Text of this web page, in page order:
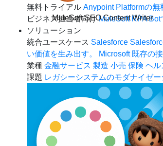
無料トライアル Anypoint Platformの無
ビジネス担当者向け MuleSoft RPA Bot
ソリューション
統合ユースケース Salesforce
い価値を生み出す。
Microsoft 既存の
業種 金融サービス 製造 小売 保険 ヘル
課題 レガシーシステムのモダナイゼー
MuleSoft SEO Content Writer